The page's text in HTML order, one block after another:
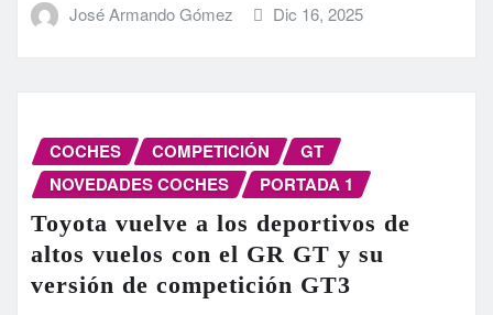
José Armando Gómez Dic 16, 2025
COCHES COMPETICIÓN
GT
NOVEDADES COCHES
PORTADA 1
Toyota vuelve a los deportivos de
altos vuelos con el GR GT y su
versión de competición GT3